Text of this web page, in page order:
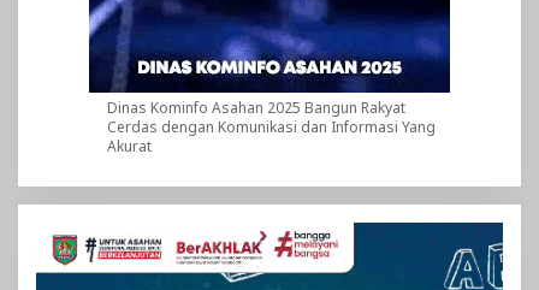
Dinas Kominfo Asahan 2025 Bangun Rakyat
Cerdas dengan Komunikasi dan Informasi Yang
Akurat
Pemutar
Video